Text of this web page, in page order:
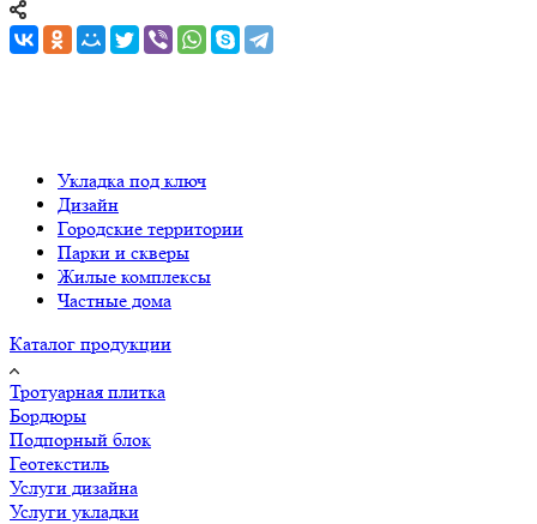
Укладка под ключ
Дизайн
Городские территории
Парки и скверы
Жилые комплексы
Частные дома
Каталог продукции
Тротуарная плитка
Бордюры
Подпорный блок
Геотекстиль
Услуги дизайна
Услуги укладки